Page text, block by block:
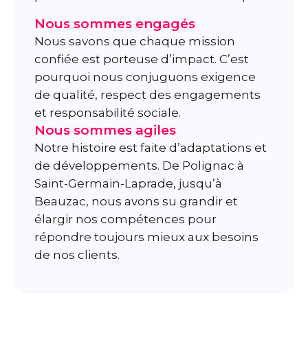
Nous sommes engagés
Nous savons que chaque mission
confiée est porteuse d’impact. C’est
pourquoi nous conjuguons exigence
de qualité, respect des engagements
et responsabilité sociale.
Nous sommes agiles
Notre histoire est faite d’adaptations et
de développements. De Polignac à
Saint-Germain-Laprade, jusqu’à
Beauzac, nous avons su grandir et
élargir nos compétences pour
répondre toujours mieux aux besoins
de nos clients.